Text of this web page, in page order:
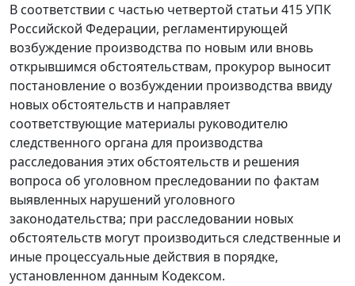
В соответствии с частью четвертой статьи 415 УПК
Российской Федерации, регламентирующей
возбуждение производства по новым или вновь
открывшимся обстоятельствам, прокурор выносит
постановление о возбуждении производства ввиду
новых обстоятельств и направляет
соответствующие материалы руководителю
следственного органа для производства
расследования этих обстоятельств и решения
вопроса об уголовном преследовании по фактам
выявленных нарушений уголовного
законодательства; при расследовании новых
обстоятельств могут производиться следственные и
иные процессуальные действия в порядке,
установленном данным Кодексом.